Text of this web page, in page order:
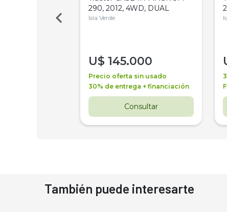
290, 2012, 4WD, DUAL
Isla Verde
U$ 145.000
Precio oferta sin usado
30% de entrega + financiación
Consultar
También puede interesarte